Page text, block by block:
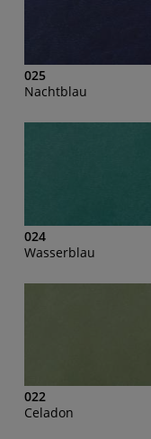
025
Nachtblau
024
Wasserblau
022
Celadon